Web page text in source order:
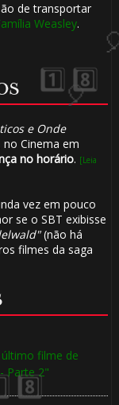
de transportar
Weasley.
e Onde
Cinema em
no horário. [Leia
vez em pouco
se o SBT exibisse
(não há
filmes da saga
filme de
Parte 2"